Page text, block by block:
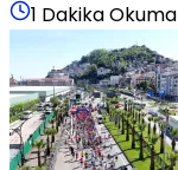
1 Dakika Okuma